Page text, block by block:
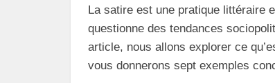
La satire est une pratique littéraire
questionne des tendances
article, nous allons explorer ce
vous donnerons sept exemples